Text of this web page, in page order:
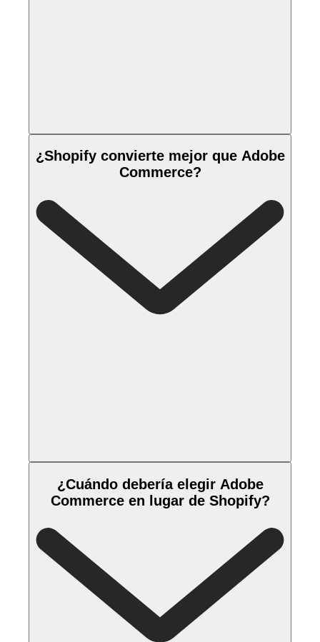
¿Shopify convierte mejor que Adobe
Commerce?
¿Cuándo debería elegir Adobe
Commerce en lugar de Shopify?